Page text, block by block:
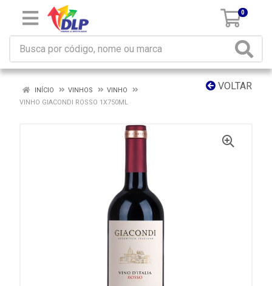
0
VOLTAR
INÍCIO VINHOS
VINHO
VINHO GIACONDI ROSSO 1X750ML